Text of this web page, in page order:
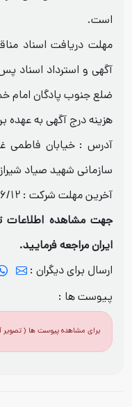
است.
مهلت دریافت اسناد
آگهی و استرداد اسناد
ضلع جنوب پادگان امام
هزینه درج آگهی به عهده
آدرس : خیابان فاطمی
سازمانی شهید صیاد
آخرین مهلت شرکت :
جهت مشاهده اطلاعات
ایران مراجعه فرمایید.
ارسال برای دیگران :
پیوست ها :
برای مشاهده پیوست ها ( تصویر